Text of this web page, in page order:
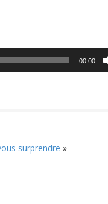
00:00
surprendre »